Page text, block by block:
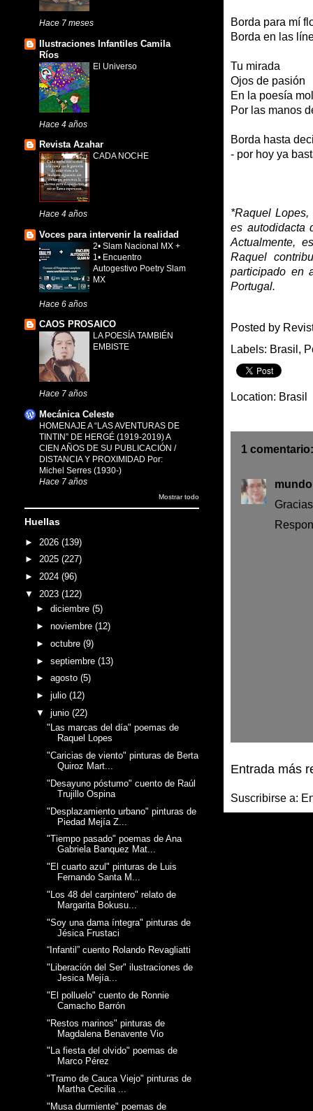
Borda para mí
Borda en las
Tu mirada
Ojos de pasión
En la poesía
Por las manos
Borda hasta
- por hoy ya
*Raquel
es autodidacta
Actualmente,
Raquel
participado en
Portugal.
Posted by
Labels: Brasil ,
Location: Brasil
1 comentario:
Entrada más
Suscribirse a:
Hace 7 meses
Ilustraciones Infantiles Camila
Ríos
El Universo
Hace 4 años
Revista Azahar
CADA NOCHE
Hace 4 años
Voces para intervenir la realidad
2• Slam Nacional MX +
1• Encuentro
Autogestivo Poetry Slam
MX
Hace 6 años
CAOS PROSAICO
LA POESÍA TAMBIÉN
EMBISTE
Hace 7 años
Mecánica Celeste
HOMENAJE A “LAS AVENTURAS DE
TINTIN” DE HERGÉ (1919-2019) A
CIEN AÑOS DE SU PUBLICACIÓN /
DISTANCIA Y PROXIMIDAD Por:
Michel Serres (1930-)
Hace 7 años
Mostrar todo
Huellas
► 2026 (139)
► 2025 (227)
► 2024 (96)
▼ 2023 (122)
► diciembre (5)
► noviembre (12)
► octubre (9)
► septiembre (13)
► agosto (5)
► julio (12)
▼ junio (22)
"Las marcas del día" poemas de
Raquel Lopes
"Caricias de viento" pinturas de Berta
Quiroz Mart...
"Desayuno póstumo" cuento de Raúl
Trujillo Ospina
"Desplazamiento urbano" pinturas de
Piedad Mejía Z...
"Tiempo pasado" poemas de Ana
Gabriela Banquez Mat...
"El cuarto azul" pinturas de Luis
Fernando Santa M...
"Los 48 del carpintero" relato de
Margarita Bokusu...
"Soy una dama íntegra" pinturas de
Jésica Frustaci
“Infantil” cuento Rolando Revagliatti
"Liberación del Ser" ilustraciones de
Jesica Mejía...
"El polluelo" cuento de Ronnie
Camacho Barrón
"Restos marinos" pinturas de
Magdalena Benavente Vio
"La fiesta del olvido" poemas de
Marco Pérez
"Tramo de Cauca Viejo" pinturas de
Martha Cecilia ...
"Musa durmiente" poemas de